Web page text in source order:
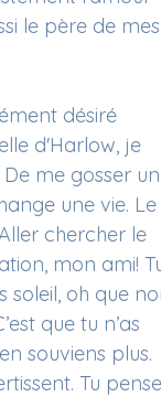
le père de mes
désiré
d'Harlow, je
me gosser
une vie. Le
chercher le
mon ami!
oh que
que tu n’as
souviens plus.
Tu